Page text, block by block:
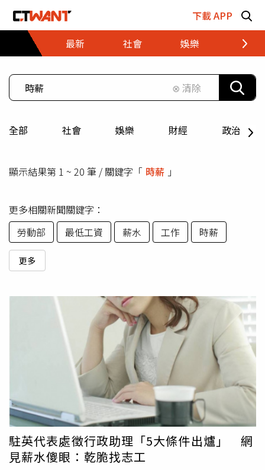
下載 APP
最新
社會 娛樂 財經
⊗ 清除
全部 社會 娛樂 財經 政治
顯示結果第 1 ~ 20 筆 / 關鍵字「 時薪 」
更多相關新聞關鍵字：
勞動部
最低工資 薪水 工作 時薪
更多
駐英代表處徵行政助理「5大條件出爐」 網
見薪水傻眼：乾脆找志工